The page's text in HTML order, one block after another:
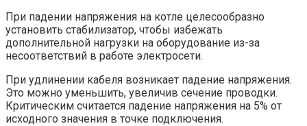
При падении напряжения на котле целесообразно
установить стабилизатор, чтобы избежать
дополнительной нагрузки на оборудование из-за
несоответствий в работе электросети.
При удлинении кабеля возникает падение напряжения.
Это можно уменьшить, увеличив сечение проводки.
Критическим считается падение напряжения на 5% от
исходного значения в точке подключения.